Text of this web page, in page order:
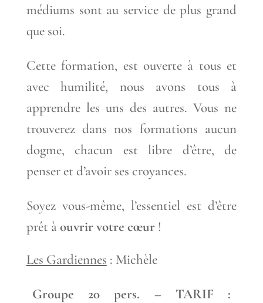
médiums sont au service de plus grand
que soi.
Cette formation, est ouverte à tous et
avec humilité, nous avons tous à
apprendre les uns des autres. Vous ne
trouverez dans nos formations aucun
dogme, chacun est libre d’être, de
penser et d’avoir ses croyances.
Soyez vous-même, l’essentiel est d’être
prêt à ouvrir votre cœur!
Les Gardiennes : Michèle
Groupe 20 pers. – TARIF :